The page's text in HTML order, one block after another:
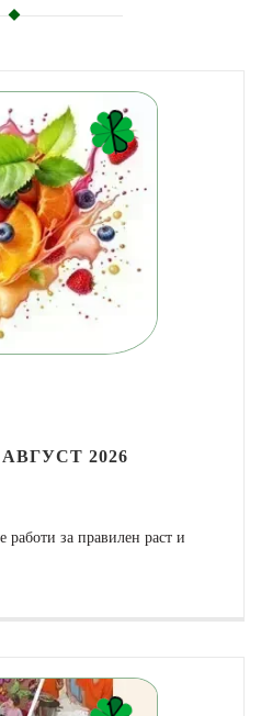
2026
работи за правилен раст и